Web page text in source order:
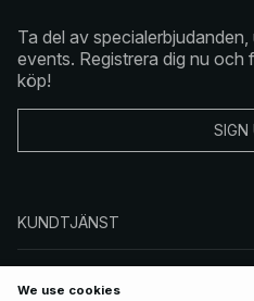
Ta del av
events. Registrera dig nu och
köp!
SIGN
KUNDTJÄNST